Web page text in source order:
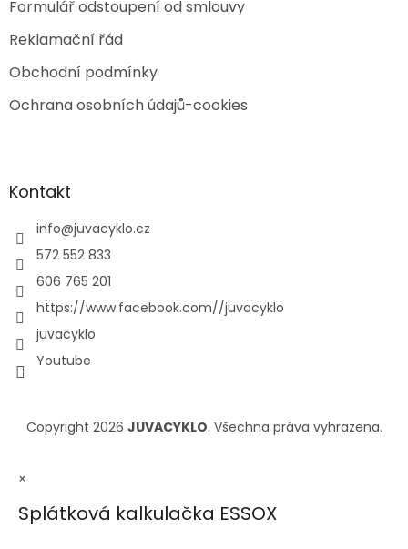
Formulář odstoupení od smlouvy
Reklamační řád
Obchodní podmínky
Ochrana osobních údajů-cookies
Kontakt
info@juvacyklo.cz
572 552 833
606 765 201
https://www.facebook.com//juvacyklo
juvacyklo
Youtube
Copyright 2026 JUVACYKLO. Všechna práva vyhrazena.
×
Splátková kalkulačka ESSOX